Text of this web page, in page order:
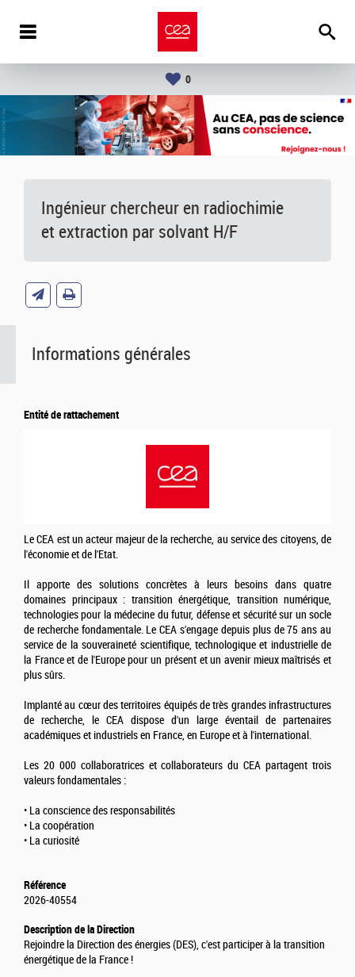
0
Ingénieur chercheur en radiochimie
et extraction par solvant H/F
Informations générales
Entité de rattachement
Le CEA est un acteur majeur de la recherche, au service des citoyens, de
l'économie et de l'Etat.
Il apporte des solutions concrètes à leurs besoins dans quatre
domaines principaux : transition énergétique, transition numérique,
technologies pour la médecine du futur, défense et sécurité sur un socle
de recherche fondamentale. Le CEA s'engage depuis plus de 75 ans au
service de la souveraineté scientifique, technologique et industrielle de
la France et de l'Europe pour un présent et un avenir mieux maîtrisés et
plus sûrs.
Implanté au cœur des territoires équipés de très grandes infrastructures
de recherche, le CEA dispose d'un large éventail de partenaires
académiques et industriels en France, en Europe et à l'international.
Les 20 000 collaboratrices et collaborateurs du CEA partagent trois
valeurs fondamentales :
• La conscience des responsabilités
• La coopération
• La curiosité
Référence
2026-40554
Description de la Direction
Rejoindre la Direction des énergies (DES), c'est participer à la transition
énergétique de la France !